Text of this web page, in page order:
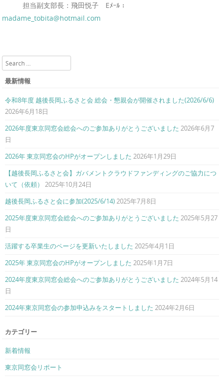
担当副支部長：飛田悦子 Eﾒｰﾙ：
madame_tobita@hotmail.com
Search
最新情報
令和8年度 越後長岡ふるさと会 総会・懇親会が開催されました(2026/6/6)
2026年6月18日
2026年度東京同窓会総会へのご参加ありがとうございました 2026年6月7
日
2026年 東京同窓会のHPがオープンしました 2026年1月29日
【越後長岡ふるさと会】ガバメントクラウドファンディングのご協力につ
いて（依頼）
2025年10月24日
越後長岡ふるさと会に参加(2025/6/14)2025年7月8日
2025年度東京同窓会総会へのご参加ありがとうございました 2025年5月27
日
活躍する卒業生のページを更新いたしました 2025年4月1日
2025年 東京同窓会のHPがオープンしました 2025年1月7日
2024年度東京同窓会総会へのご参加ありがとうございました 2024年5月14
日
2024年東京同窓会の参加申込みをスタートしました 2024年2月6日
カテゴリー
新着情報
東京同窓会リポート